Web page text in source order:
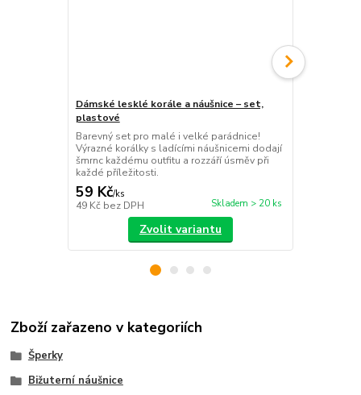
Dámské lesklé korále a náušnice – set,
plastové
Barevný set pro malé i velké parádnice!
Výrazné korálky s ladícími náušnicemi dodají
šmrnc každému outfitu a rozzáří úsměv při
každé příležitosti.
59 Kč/ks
49 Kč bez DPH Skladem > 20 ks
Zvolit variantu
Zboží zařazeno v kategoriích
Šperky
Bižuterní náušnice